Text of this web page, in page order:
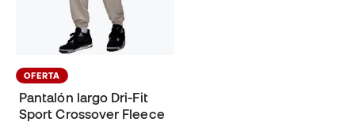
OFERTA
Pantalón largo Dri-Fit
Sport Crossover Fleece